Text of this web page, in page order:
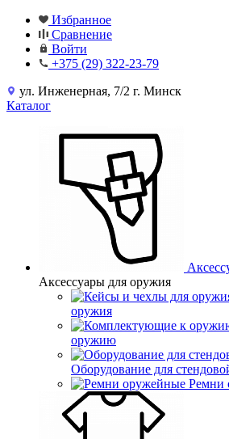
Избранное
Сравнение
Войти
+375 (29) 322-23-79
ул. Инженерная, 7/2 г. Минск
Каталог
Аксессуары для оружия
оружия
оружию
Оборудование для
Ремни